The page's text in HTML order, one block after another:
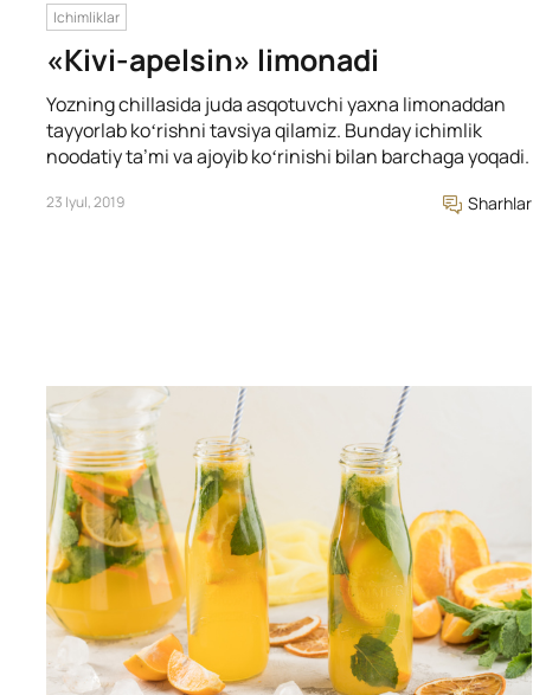
Ichimliklar
«Kivi-apelsin» limonadi
Yozning chillasida juda asqotuvchi yaxna limonaddan
tayyorlab koʻrishni tavsiya qilamiz. Bunday ichimlik
noodatiy ta’mi va ajoyib koʻrinishi bilan barchaga yoqadi.
23 Iyul, 2019 Sharhlar